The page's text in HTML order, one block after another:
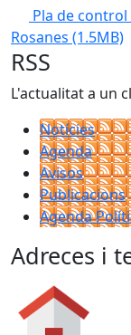
Pla de
Rosanes (1.5MB)
RSS
L'actualitat a un
Notícies
Agenda
Avisos
Publicacions
Agenda
Adreces i